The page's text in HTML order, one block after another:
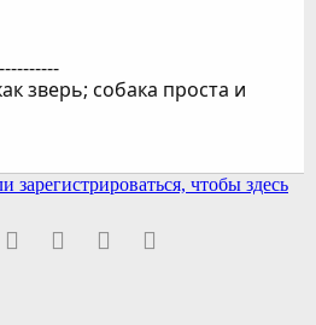
зверь; собака проста и
чтобы здесь
PinterestWhatsAppЭлектронная почта